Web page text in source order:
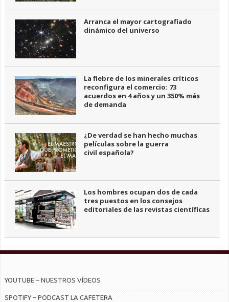
Arranca el mayor cartografiado
dinámico del universo
La fiebre de los minerales críticos
reconfigura el comercio: 73
acuerdos en 4 años y un 350% más
de demanda
¿De verdad se han hecho muchas
películas sobre la guerra
civil española?
Los hombres ocupan dos de cada
tres puestos en los consejos
editoriales de las revistas científicas
YOUTUBE – NUESTROS VÍDEOS
SPOTIFY – PODCAST LA CAFETERA